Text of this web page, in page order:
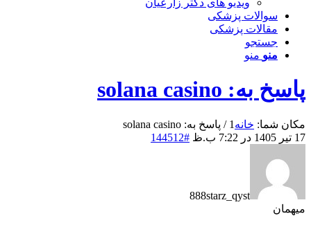
ویدیو های دکتر زارعیان
سوالات پزشکی
مقالات پزشکی
جستجو
منو منو
پاسخ به: solana casino
مکان شما: خانه 1
/ پاسخ به: solana casino
17 تیر 1405 در 7:22 ب.ظ
#144512
888starz_qyst
میهمان